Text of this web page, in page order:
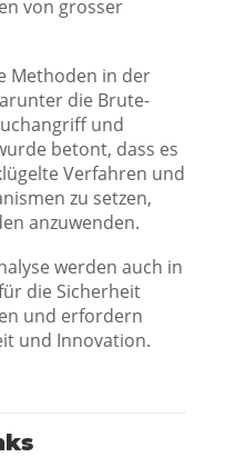
von grosser
Methoden in der
die Brute-
und
betont, dass es
Verfahren und
zu setzen,
anzuwenden.
werden auch in
die Sicherheit
und erfordern
und Innovation.